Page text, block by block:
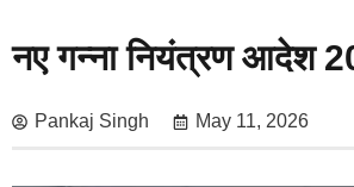
नए गन्ना नियंत्रण आदेश
Pankaj Singh May 11, 2026